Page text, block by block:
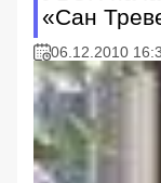
«Сан
06.12.2010